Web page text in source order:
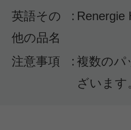
グイ
感じた効能：うる
感肌/たるみ
購入品：レネルジー
英語その
他の品名
: Renergie
注意事項 : 複数のパ
ざいます